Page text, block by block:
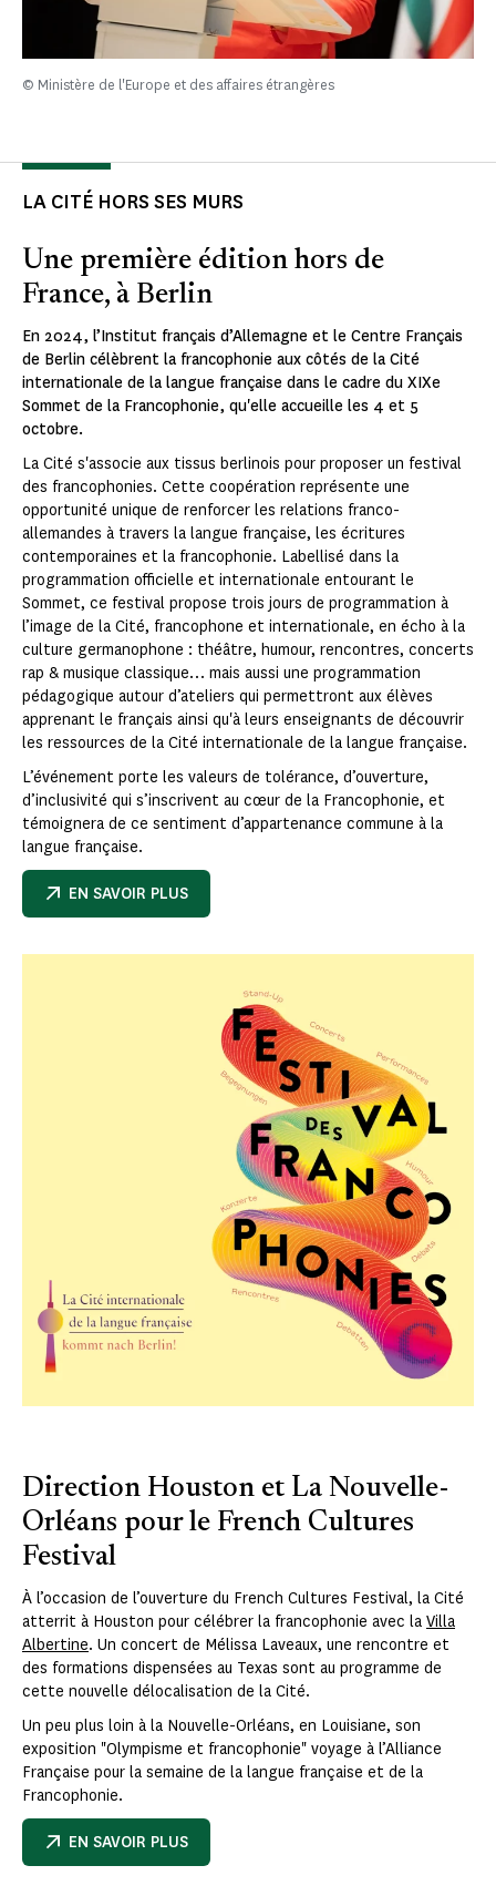
© Ministère de l'Europe et des affaires étrangères
LA CITÉ HORS SES MURS
Une première édition hors de
France, à Berlin
En 2024, l’Institut français d’Allemagne et le Centre Français
de Berlin célèbrent la francophonie aux côtés de la Cité
internationale de la langue française dans le cadre du XIXe
Sommet de la Francophonie, qu'elle accueille les 4 et 5
octobre.
La Cité s'associe aux tissus berlinois pour proposer un festival
des francophonies. Cette coopération représente une
opportunité unique de renforcer les relations franco-
allemandes à travers la langue française, les écritures
contemporaines et la francophonie. Labellisé dans la
programmation officielle et internationale entourant le
Sommet, ce festival propose trois jours de programmation à
l’image de la Cité, francophone et internationale, en écho à la
culture germanophone : théâtre, humour, rencontres, concerts
rap & musique classique… mais aussi une programmation
pédagogique autour d’ateliers qui permettront aux élèves
apprenant le français ainsi qu'à leurs enseignants de découvrir
les ressources de la Cité internationale de la langue française.
L’événement porte les valeurs de tolérance, d’ouverture,
d’inclusivité qui s’inscrivent au cœur de la Francophonie, et
témoignera de ce sentiment d’appartenance commune à la
langue française.
EN SAVOIR PLUS
Direction Houston et La Nouvelle-
Orléans pour le French Cultures
Festival
À l’occasion de l’ouverture du French Cultures Festival, la Cité
atterrit à Houston pour célébrer la francophonie avec la Villa
Albertine. Un concert de Mélissa Laveaux, une rencontre et
des formations dispensées au Texas sont au programme de
cette nouvelle délocalisation de la Cité.
Un peu plus loin à la Nouvelle-Orléans, en Louisiane, son
exposition "Olympisme et francophonie" voyage à l’Alliance
Française pour la semaine de la langue française et de la
Francophonie.
EN SAVOIR PLUS